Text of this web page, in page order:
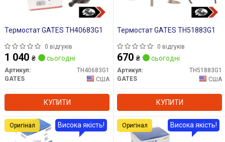
Термостат GATES TH40683G1
0 відгуків
1 040 ₴ сьогодні
Артикул:
TH40683G1
GATES
США
КУПИТИ
Термостат GATES TH51883G1
0 відгуків
670 ₴ сьогодні
Артикул:
TH51883G1
GATES
США
КУПИТИ
Висока якість!
Оригінал Висока якість!
Оригінал